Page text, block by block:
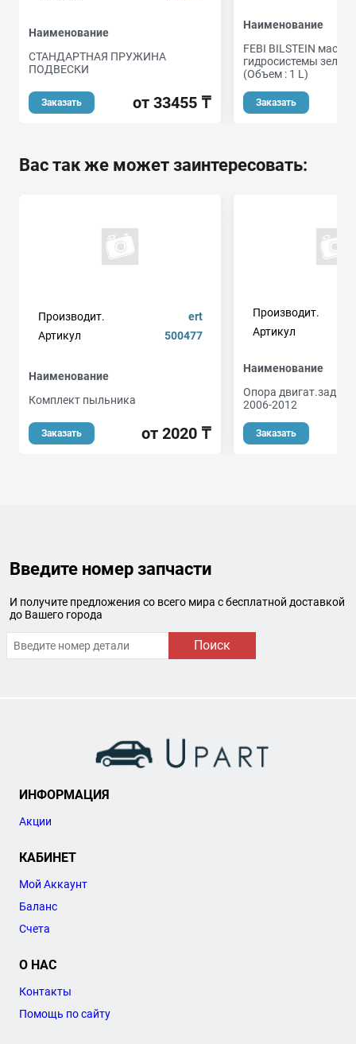
Наименование
СТАНДАРТНАЯ ПРУЖИНА
ПОДВЕСКИ
Заказать от 33455 ₸
Наименование
FEBI BILSTEIN масло
гидросистемы
(Объем : 1 L)
Заказать
Вас так же может заинтересовать:
Производит.
ert
Артикул
500477
Наименование
Комплект пыльника
Заказать от 2020 ₸
Производит.
Артикул
Наименование
Опора
2006-2012
Заказать
Введите номер запчасти
И получите предложения со всего мира с бесплатной доставкой
до Вашего города
Поиск
ИНФОРМАЦИЯ
Акции
КАБИНЕТ
Мой Аккаунт
Баланс
Счета
О НАС
Контакты
Помощь по сайту